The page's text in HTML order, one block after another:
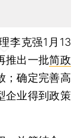
克强1月13
推出一批简政
；确定完善高
企业得到政策